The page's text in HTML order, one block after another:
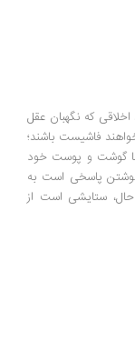
نگهبان عقل
باشند؛
و پوست خود
است به
است از